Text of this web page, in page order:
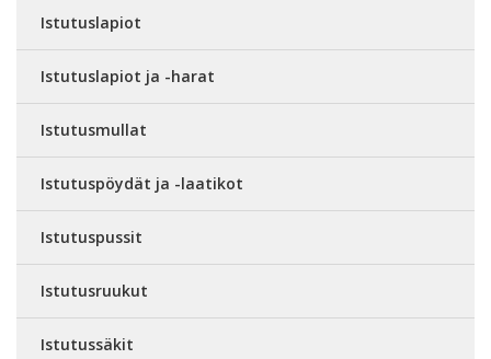
Istutuslapiot
Istutuslapiot ja -harat
Istutusmullat
Istutuspöydät ja -laatikot
Istutuspussit
Istutusruukut
Istutussäkit